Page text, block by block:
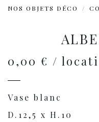
NOS OBJETS DÉCO
0,00 € /
Vase blanc
D.12,5 x H.10